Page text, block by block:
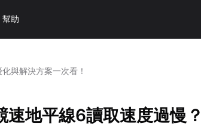
幫助
與解決方案一次看！
速地平線6讀取速度過慢